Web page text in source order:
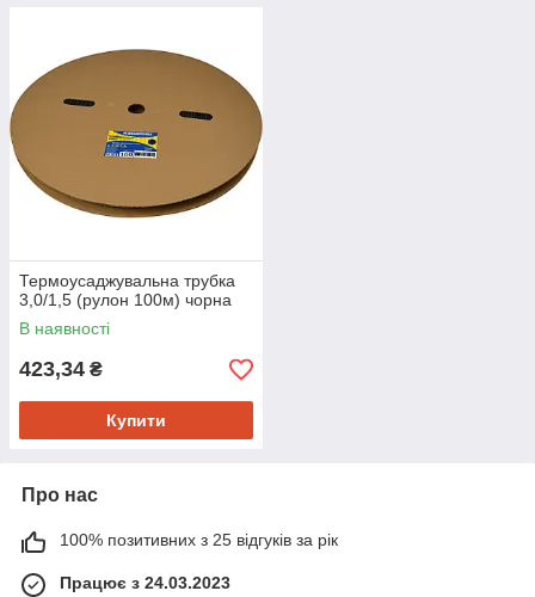
Термоусаджувальна трубка
3,0/1,5 (рулон 100м) чорна
В наявності
423,34 ₴
Купити
Про нас
100% позитивних з 25 відгуків за рік
Працює з 24.03.2023